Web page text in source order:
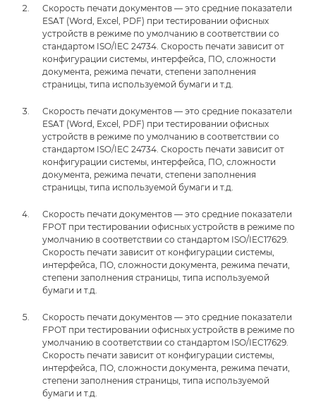
Скорость печати документов — это средние показатели
ESAT (Word, Excel, PDF) при тестировании офисных
устройств в режиме по умолчанию в соответствии со
стандартом ISO/IEC 24734. Скорость печати зависит от
конфигурации системы, интерфейса, ПО, сложности
документа, режима печати, степени заполнения
страницы, типа используемой бумаги и т.д.
Скорость печати документов — это средние показатели
ESAT (Word, Excel, PDF) при тестировании офисных
устройств в режиме по умолчанию в соответствии со
стандартом ISO/IEC 24734. Скорость печати зависит от
конфигурации системы, интерфейса, ПО, сложности
документа, режима печати, степени заполнения
страницы, типа используемой бумаги и т.д.
Скорость печати документов — это средние показатели
FPOT при тестировании офисных устройств в режиме по
умолчанию в соответствии со стандартом ISO/IEC17629.
Скорость печати зависит от конфигурации системы,
интерфейса, ПО, сложности документа, режима печати,
степени заполнения страницы, типа используемой
бумаги и т.д.
Скорость печати документов — это средние показатели
FPOT при тестировании офисных устройств в режиме по
умолчанию в соответствии со стандартом ISO/IEC17629.
Скорость печати зависит от конфигурации системы,
интерфейса, ПО, сложности документа, режима печати,
степени заполнения страницы, типа используемой
бумаги и т.д.